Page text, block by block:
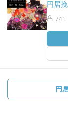
円居挽
741
円